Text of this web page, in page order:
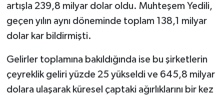
artışla 239,8 milyar dolar oldu. Muhteşem Yedili,
geçen yılın aynı döneminde toplam 138,1 milyar
dolar kar bildirmişti.
Gelirler toplamına bakıldığında ise bu şirketlerin
çeyreklik geliri yüzde 25 yükseldi ve 645,8 milyar
dolara ulaşarak küresel çaptaki ağırlıklarını bir kez